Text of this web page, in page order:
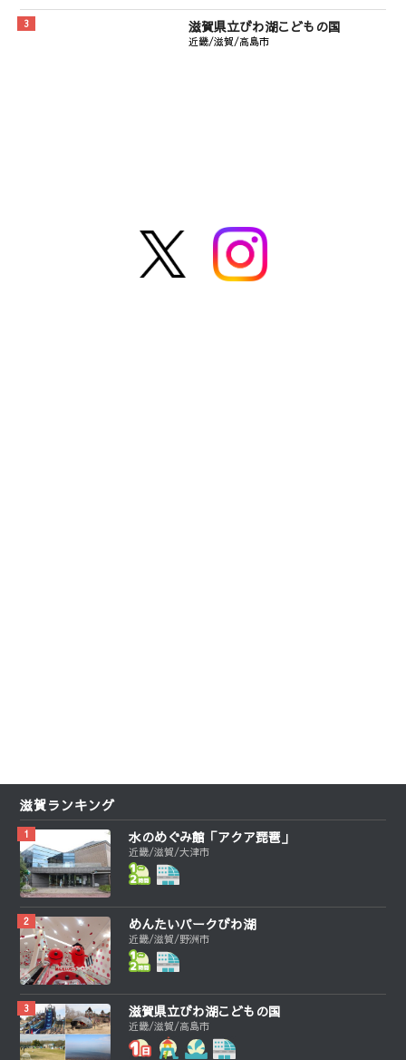
滋賀県立びわ湖こどもの国
近畿/滋賀/高島市
滋賀ランキング
水のめぐみ館「アクア琵琶」
近畿/滋賀/大津市
めんたいパークびわ湖
近畿/滋賀/野洲市
滋賀県立びわ湖こどもの国
近畿/滋賀/高島市